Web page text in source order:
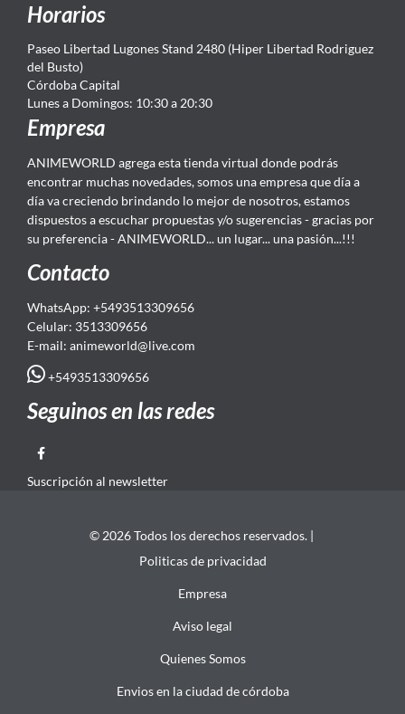
Horarios
Paseo Libertad Lugones Stand 2480 (Hiper Libertad Rodriguez
del Busto)
Córdoba Capital
Lunes a Domingos: 10:30 a 20:30
Empresa
ANIMEWORLD agrega esta tienda virtual donde podrás
encontrar muchas novedades, somos una empresa que día a
día va creciendo brindando lo mejor de nosotros, estamos
dispuestos a escuchar propuestas y/o sugerencias - gracias por
su preferencia - ANIMEWORLD... un lugar... una pasión...!!!
Contacto
WhatsApp: +5493513309656
Celular: 3513309656
E-mail: animeworld@live.com
+5493513309656
Seguinos en las redes
Suscripción al newsletter
© 2026 Todos los derechos reservados. |
Politicas de privacidad
Empresa
Aviso legal
Quienes Somos
Envios en la ciudad de córdoba